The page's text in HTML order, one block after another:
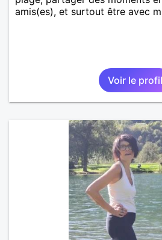
amis(es), et surtout être avec
Voir le profil